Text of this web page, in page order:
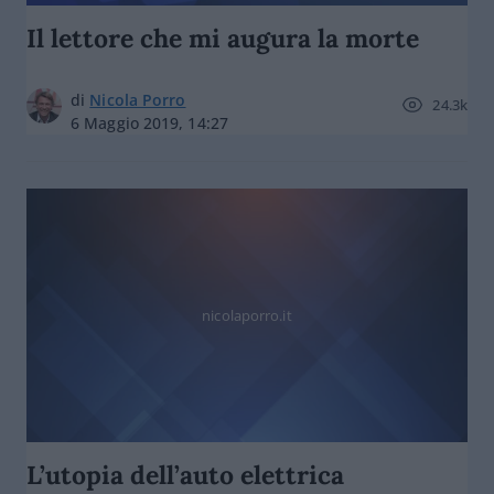
Il lettore che mi augura la morte
di Nicola Porro
6 Maggio 2019, 14:27
24.3k
nicolaporro.it
L’utopia dell’auto elettrica